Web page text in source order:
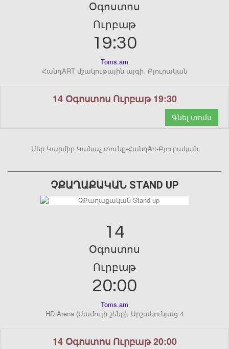
Օգոստոս
Ուրբաթ
19:30
Toms.am
ՀանդART մշակութային այգի․ Բյուրական
14 Օգոստոս Ուրբաթ 19:30
Գնել տոմս
Մեր Կարմիր Կանաչ տունը-ՀանդArt-Բյուրական
ՉՔԱՂԱՔԱԿԱՆ STAND UP
14
Օգոստոս
Ուրբաթ
20:00
Toms.am
HD Arena (Մամուլի շենք), Արշակունյաց 4
14 Օգոստոս Ուրբաթ 20:00